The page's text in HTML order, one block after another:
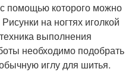
помощью которого можно
на ногтях иголкой
выполнения
необходимо подобрать
иглу для шитья.